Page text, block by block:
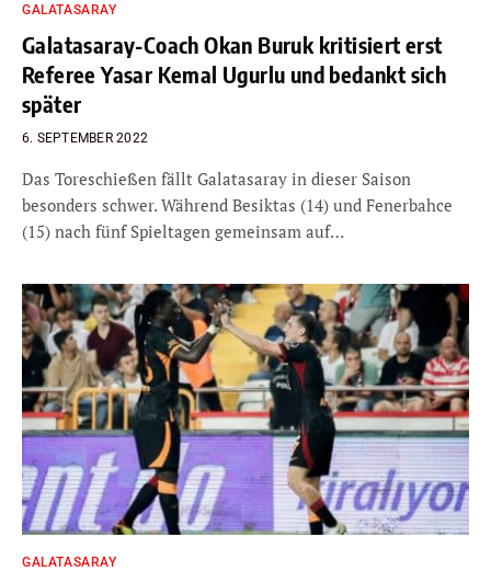
GALATASARAY
Galatasaray-Coach Okan Buruk kritisiert erst
Referee Yasar Kemal Ugurlu und bedankt sich
später
6. SEPTEMBER 2022
Das Toreschießen fällt Galatasaray in dieser Saison
besonders schwer. Während Besiktas (14) und Fenerbahce
(15) nach fünf Spieltagen gemeinsam auf…
GALATASARAY